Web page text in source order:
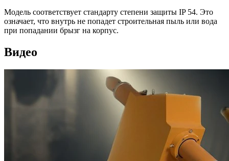
Модель соответствует стандарту степени защиты IP 54. Это
означает, что внутрь не попадет строительная пыль или вода
при попадании брызг на корпус.
Видео